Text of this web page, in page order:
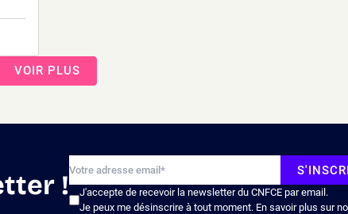
VOIR PLUS
!
J'accepte de recevoir la newsletter du CNFCE par email.
Je peux me désinscrire à tout moment. En savoir plus sur